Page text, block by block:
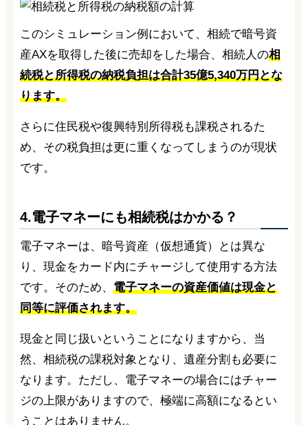
このシミュレーション例において、相続で暗号資
産AXを取得した後に売却をした場合、相続人の相
続税と所得税の納税負担は合計35億5,340万円とな
ります。
さらに住民税や復興特別所得税も課税されるた
め、その税負担は更に重くなってしまうのが現状
です。
4.電子マネーにも相続税はかかる？
電子マネーは、暗号資産（仮想通貨）とは異な
り、現金をカード内にチャージして使用する方法
です。そのため、 電子マネーの資産価値は現金と
同等に評価されます。
現金と同じ扱いということになりますから、当
然、相続税の課税対象となり、遺産分割も必要に
なります。ただし、電子マネーの場合にはチャー
ジの上限がありますので、極端に高額になるとい
うことはありません。